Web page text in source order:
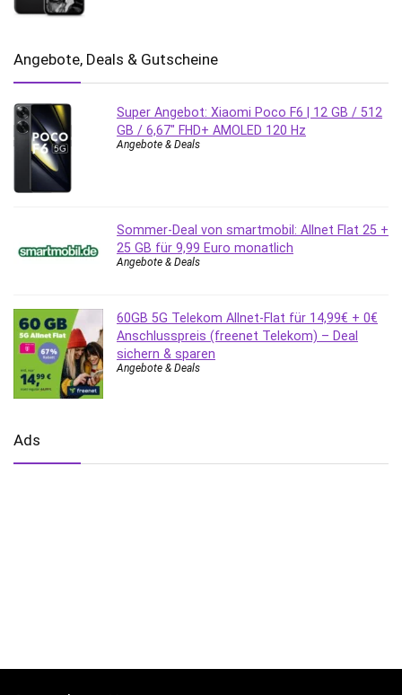
Angebote, Deals & Gutscheine
Super Angebot: Xiaomi Poco F6 | 12 GB / 512
GB / 6,67″ FHD+ AMOLED 120 Hz
Angebote & Deals
Sommer-Deal von smartmobil: Allnet Flat 25 +
25 GB für 9,99 Euro monatlich
Angebote & Deals
60GB 5G Telekom Allnet-Flat für 14,99€ + 0€
Anschlusspreis (freenet Telekom) – Deal
sichern & sparen
Angebote & Deals
Ads